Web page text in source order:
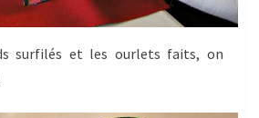
surfilés et les ourlets faits, on